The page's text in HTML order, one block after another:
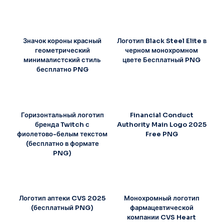
Значок короны красный
геометрический
минималистский стиль
бесплатно PNG
Логотип Black Steel Elite в
черном монохромном
цвете Бесплатный PNG
Горизонтальный логотип
бренда Twitch с
фиолетово-белым текстом
(бесплатно в формате
PNG)
Financial Conduct
Authority Main Logo 2025
Free PNG
Логотип аптеки CVS 2025
(бесплатный PNG)
Монохромный логотип
фармацевтической
компании CVS Heart